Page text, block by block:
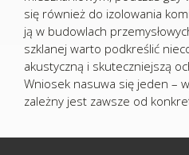
się również do izolowania
ją w budowlach
szklanej warto podkreślić
akustyczną i skuteczniejszą
Wniosek nasuwa się jeden –
zależny jest zawsze od